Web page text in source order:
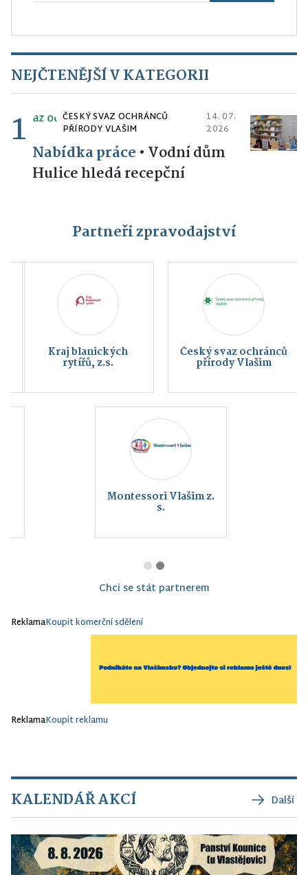
NEJČTENĚJŠÍ V KATEGORII
1
ČESKÝ SVAZ OCHRÁNCŮ
PŘÍRODY VLAŠIM
14. 07.
2026
Nabídka práce • Vodní dům
Hulice hledá recepční
Partneři zpravodajství
Kraj blanických
rytířů, z.s.
Český svaz ochránců
přírody Vlašim
Montessori Vlašim z.
s.
Chci se stát partnerem
ReklamaKoupit komerční sdělení
ReklamaKoupit reklamu
KALENDÁŘ AKCÍ Další